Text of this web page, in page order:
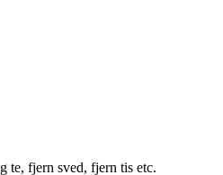
te, fjern sved, fjern tis etc.